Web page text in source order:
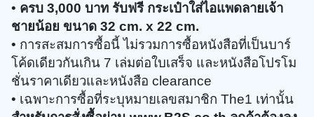
• ครบ 3,000 บาท รับฟรี กระเป๋าใส่ไอแพดลายเจ้า
ชายน้อย ขนาด 32 cm. x 22 cm.
• การสะสมการซื้อนี้ ไม่รวมการซื้อหนังสือที่เป็นบาร์
โค้ดเดียวกันเกิน 7 เล่มต่อใบเสร็จ และหนังสือโปรโม
ชั่นราคาเดียวและหนังสือ clearance ​​
• เฉพาะการซื้อที่ระบุหมายเลขสมาชิก The1 เท่านั้น